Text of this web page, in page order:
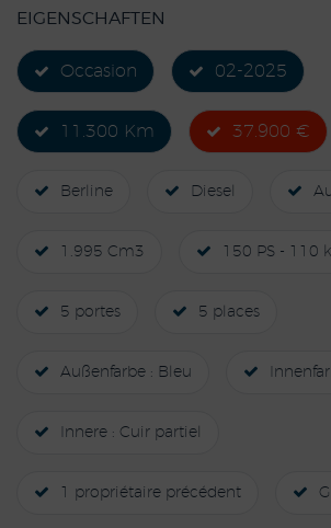
EIGENSCHAFTEN
Occasion 02-2025
11.300 Km 37.900 €
Berline Diesel
1.995 Cm3 150 PS - 110
5 portes 5 places
Außenfarbe : Bleu
Innere : Cuir partiel
1 propriétaire précédent